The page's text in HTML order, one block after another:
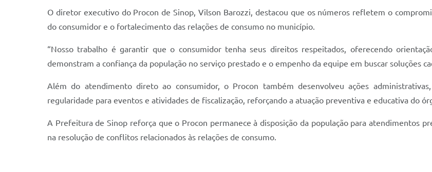
O diretor executivo do Procon de Sinop, Vilson Barozzi, destacou que os números refletem o
do consumidor e o fortalecimento das relações de consumo no município.
“Nosso trabalho é garantir que o consumidor tenha seus direitos respeitados, oferecendo
demonstram a confiança da população no serviço prestado e o empenho da equipe em buscar soluções
Além do atendimento direto ao consumidor, o Procon também desenvolveu ações
regularidade para eventos e atividades de fiscalização, reforçando a atuação preventiva e educativa do
A Prefeitura de Sinop reforça que o Procon permanece à disposição da população para atendimentos
na resolução de conflitos relacionados às relações de consumo.